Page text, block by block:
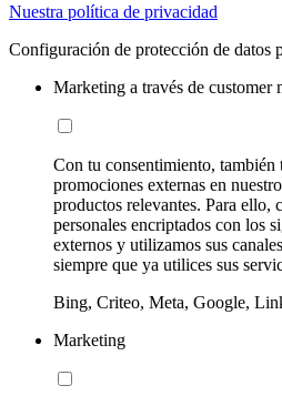
Nuestra política de privacidad
Configuración de protección de datos
Marketing a través de customer
Con tu consentimiento, también
promociones externas en
productos relevantes. Para ello,
personales encriptados con los
externos y utilizamos sus
siempre que ya utilices sus
Bing, Criteo, Meta, Google,
Marketing